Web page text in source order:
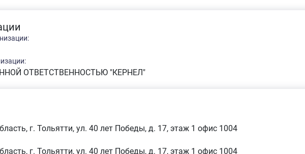
ОТВЕТСТВЕННОСТЬЮ "КЕРНЕЛ"
г. Тольятти, ул. 40 лет Победы, д. 17, этаж 1 офис 1004
г. Тольятти, ул. 40 лет Победы, д. 17, этаж 1 офис 1004